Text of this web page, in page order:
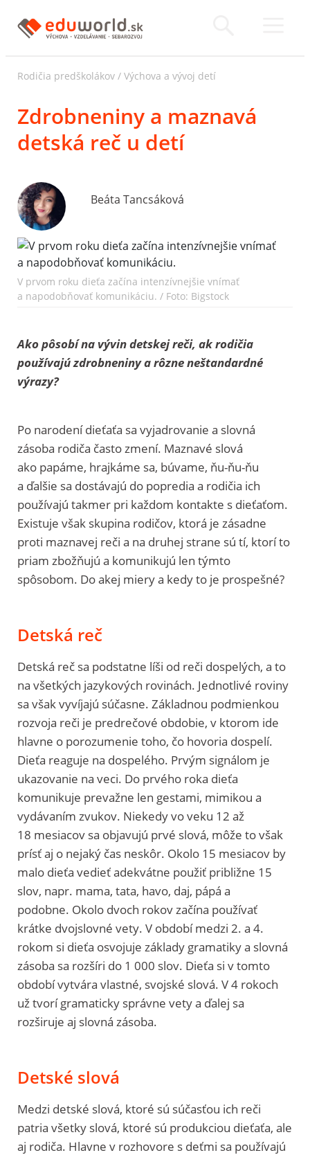
Rodičia predškolákov / Výchova a vývoj detí
Zdrobneniny a maznavá
detská reč u detí
Beáta Tancsáková
V prvom roku dieťa začína intenzívnejšie vnímať
a napodobňovať komunikáciu. / Foto: Bigstock
Ako pôsobí na vývin detskej reči, ak rodičia
používajú zdrobneniny a rôzne neštandardné
výrazy?
Po narodení dieťaťa sa vyjadrovanie a slovná
zásoba rodiča často zmení. Maznavé slová
ako papáme, hrajkáme sa, búvame, ňu-ňu-ňu
a ďalšie sa dostávajú do popredia a rodičia ich
používajú takmer pri každom kontakte s dieťaťom.
Existuje však skupina rodičov, ktorá je zásadne
proti maznavej reči a na druhej strane sú tí, ktorí to
priam zbožňujú a komunikujú len týmto
spôsobom. Do akej miery a kedy to je prospešné?
Detská reč
Detská reč sa podstatne líši od reči dospelých, a to
na všetkých jazykových rovinách. Jednotlivé roviny
sa však vyvíjajú súčasne. Základnou podmienkou
rozvoja reči je predrečové obdobie, v ktorom ide
hlavne o porozumenie toho, čo hovoria dospelí.
Dieťa reaguje na dospelého. Prvým signálom je
ukazovanie na veci. Do prvého roka dieťa
komunikuje prevažne len gestami, mimikou a
vydávaním zvukov. Niekedy vo veku 12 až
18 mesiacov sa objavujú prvé slová, môže to však
prísť aj o nejaký čas neskôr. Okolo 15 mesiacov by
malo dieťa vedieť adekvátne použiť približne 15
slov, napr. mama, tata, havo, daj, pápá a
podobne. Okolo dvoch rokov začína používať
krátke dvojslovné vety. V období medzi 2. a 4.
rokom si dieťa osvojuje základy gramatiky a slovná
zásoba sa rozšíri do 1 000 slov. Dieťa si v tomto
období vytvára vlastné, svojské slová. V 4 rokoch
už tvorí gramaticky správne vety a ďalej sa
rozširuje aj slovná zásoba.
Detské slová
Medzi detské slová, ktoré sú súčasťou ich reči
patria všetky slová, ktoré sú produkciou dieťaťa, ale
aj rodiča. Hlavne v rozhovore s deťmi sa používajú